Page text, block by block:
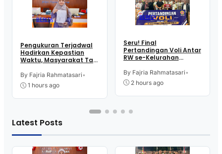
BERITA
Pengukuran Terjadwal
Hadirkan Kepastian
Waktu, Masyarakat Tak
Layanan Pertanahan
By Fajria Rahmatasari•
1 hours ago
BERITA
Seru! Final
Pertandingan Voli Antar
RW se-Kelurahan
Sambut HUT RI
By Fajria Rahmatasari•
2 hours ago
Latest Posts